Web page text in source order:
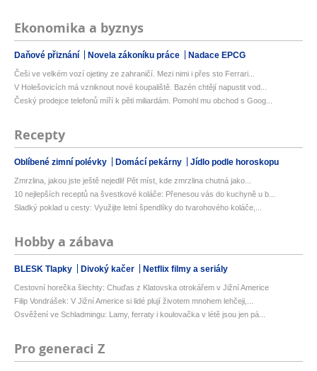
Ekonomika a byznys
Daňové přiznání Novela zákoníku práce Nadace EPCG
Češi ve velkém vozí ojetiny ze zahraničí. Mezi nimi i přes sto Ferrari...
V Holešovicích má vzniknout nové koupaliště. Bazén chtějí napustit vod...
Český prodejce telefonů míří k pěti miliardám. Pomohl mu obchod s Goog...
Recepty
Oblíbené zimní polévky Domácí pekárny Jídlo podle horoskopu
Zmrzlina, jakou jste ještě nejedli! Pět míst, kde zmrzlina chutná jako...
10 nejlepších receptů na švestkové koláče: Přenesou vás do kuchyně u b...
Sladký poklad u cesty: Využijte letní špendlíky do tvarohového koláče,...
Hobby a zábava
BLESK Tlapky Divoký kačer Netflix filmy a seriály
Cestovní horečka šlechty: Chuďas z Klatovska otrokářem v Jižní Americe
Filip Vondrášek: V Jižní Americe si lidé plují životem mnohem lehčeji,...
Osvěžení ve Schladmingu: Lamy, ferraty i koulovačka v létě jsou jen pá...
Pro generaci Z